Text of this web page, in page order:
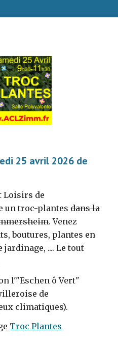
25 avril 2026 de
Loisirs de
un troc-plantesdans la
. Venez
boutures, plantes en
.... Le tout
l'"Eschen ô Vert"
de
climatiques).
Troc Plantes